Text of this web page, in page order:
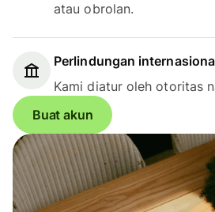
atau obrolan.
Perlindungan
Kami diatur oleh otoritas
Buat akun